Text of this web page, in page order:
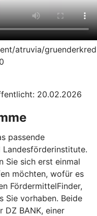
atruvia/
20.02.2026
passende
Landesförderinstitute.
Sie sich erst einmal
möchten, wofür es
FördermittelFinder,
Sie vorhaben. Beide
DZ BANK, einer